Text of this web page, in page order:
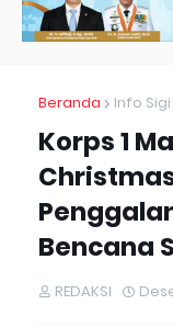
Beranda Info Sigi
Korps 1
Bencana
REDAKSI